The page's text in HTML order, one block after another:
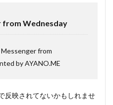
from Wednesday
from
by AYANO.ME
反映されてないかもしれませ